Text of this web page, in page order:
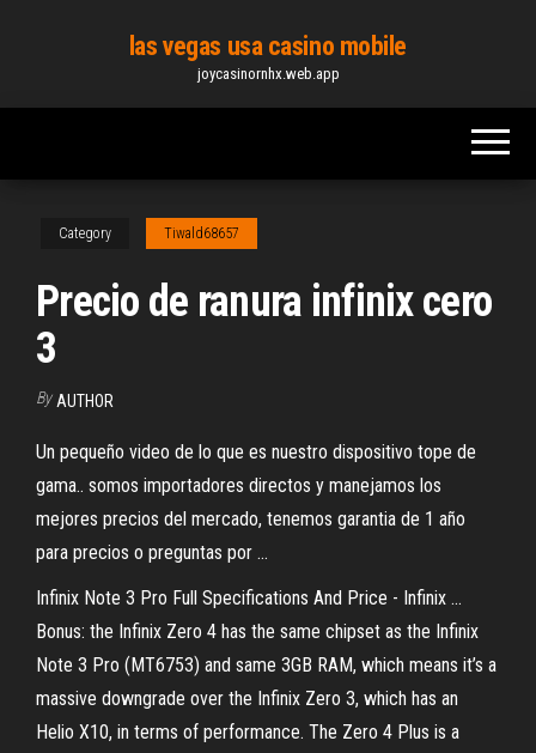
content
las vegas usa casino mobile
joycasinornhx.web.app
Category Tiwald68657
Precio de ranura infinix cero
3
By AUTHOR
Un pequeño video de lo que es nuestro dispositivo tope de
gama.. somos importadores directos y manejamos los
mejores precios del mercado, tenemos garantia de 1 año
para precios o preguntas por ...
Infinix Note 3 Pro Full Specifications And Price - Infinix ...
Bonus: the Infinix Zero 4 has the same chipset as the Infinix
Note 3 Pro (MT6753) and same 3GB RAM, which means it’s a
massive downgrade over the Infinix Zero 3, which has an
Helio X10, in terms of performance. The Zero 4 Plus is a